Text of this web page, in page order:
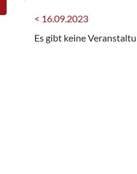
< 16.09.2023
Es gibt keine